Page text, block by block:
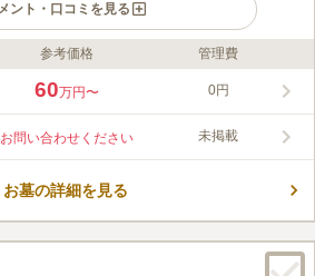
ント・口コミを見る
ト
「妙泉殿」は、400有余年の歴史ある妙遠寺が
養、法事等にも対応しています。 室内はバリ
冷暖房も完備されているので、天候を気にする
の立地にあり、東京からも横浜からもアクセス
されていません。
参考価格 管理費
60万円〜 0円
お問い合わせください 未掲載
お墓の詳細を見る